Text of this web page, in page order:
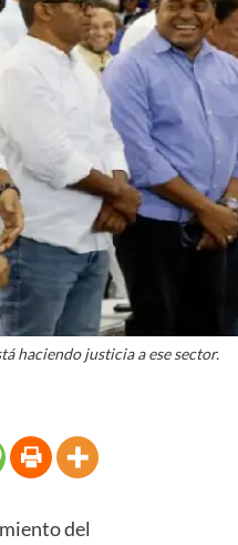
haciendo justicia a ese sector.
del